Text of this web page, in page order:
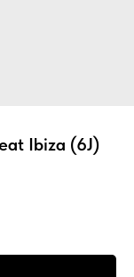
Ibiza (6J)